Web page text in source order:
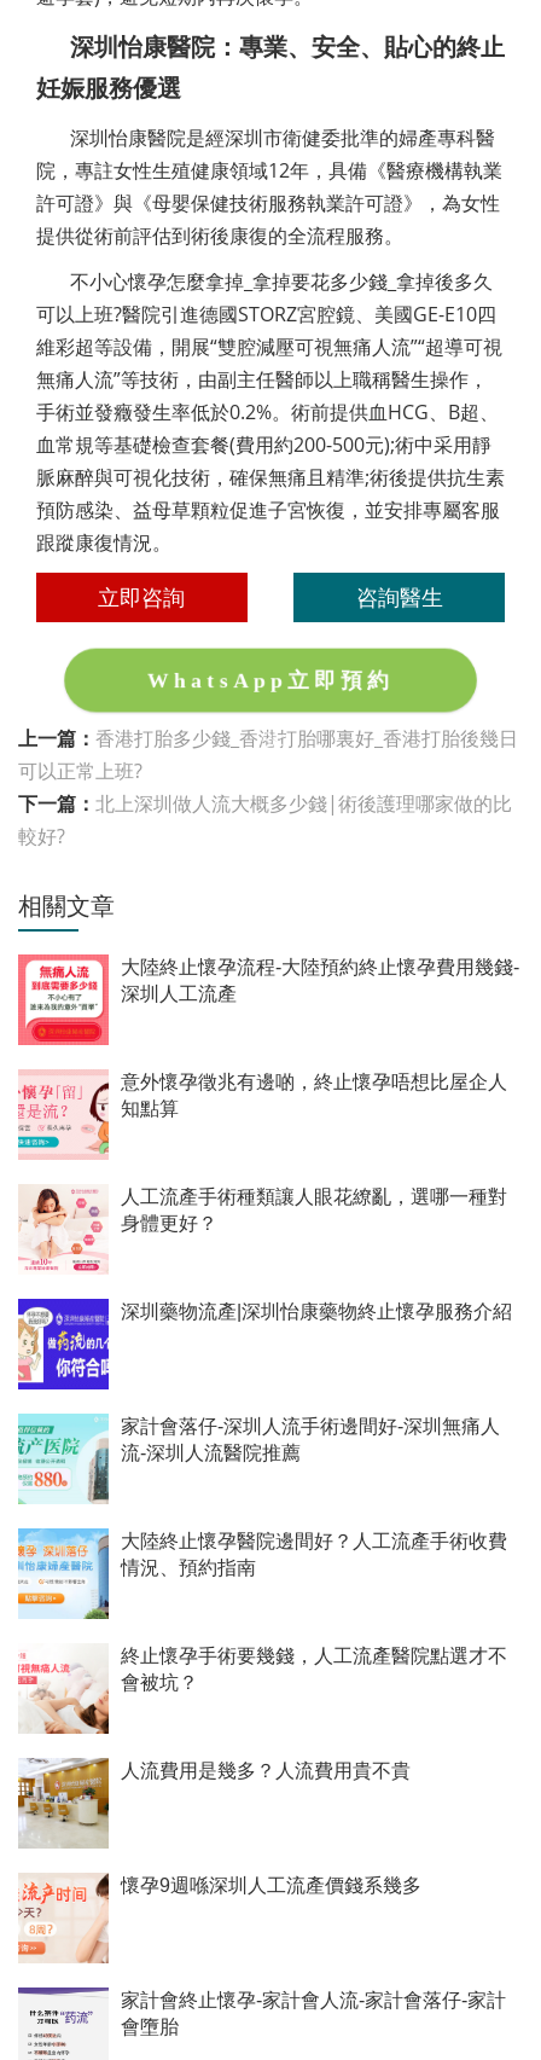
深圳怡康醫院：專業、安全、貼心的終止
妊娠服務優選
深圳怡康醫院是經深圳市衛健委批準的婦產專科醫
院，專註女性生殖健康領域12年，具備《醫療機構執業
許可證》與《母嬰保健技術服務執業許可證》，為女性
提供從術前評估到術後康復的全流程服務。
不小心懷孕怎麼拿掉_拿掉要花多少錢_拿掉後多久
可以上班?醫院引進德國STORZ宮腔鏡、美國GE-E10四
維彩超等設備，開展“雙腔減壓可視無痛人流”“超導可視
無痛人流”等技術，由副主任醫師以上職稱醫生操作，
手術並發癥發生率低於0.2%。術前提供血HCG、B超、
血常規等基礎檢查套餐(費用約200-500元);術中采用靜
脈麻醉與可視化技術，確保無痛且精準;術後提供抗生素
預防感染、益母草顆粒促進子宮恢復，並安排專屬客服
跟蹤康復情況。
立即咨詢 咨詢醫生
WhatsApp立即預約
上一篇： 香港打胎多少錢_香港打胎哪裏好_香港打胎後幾日
可以正常上班?
下一篇： 北上深圳做人流大概多少錢|術後護理哪家做的比
較好?
相關文章
大陸終止懷孕流程-大陸預約終止懷孕費用幾錢-
深圳人工流產
意外懷孕徵兆有邊啲，終止懷孕唔想比屋企人
知點算
人工流產手術種類讓人眼花繚亂，選哪一種對
身體更好？
深圳藥物流產|深圳怡康藥物終止懷孕服務介紹
家計會落仔-深圳人流手術邊間好-深圳無痛人
流-深圳人流醫院推薦
大陸終止懷孕醫院邊間好？人工流產手術收費
情況、預約指南
終止懷孕手術要幾錢，人工流產醫院點選才不
會被坑？
人流費用是幾多？人流費用貴不貴
懷孕9週喺深圳人工流產價錢系幾多
家計會終止懷孕-家計會人流-家計會落仔-家計
會墮胎